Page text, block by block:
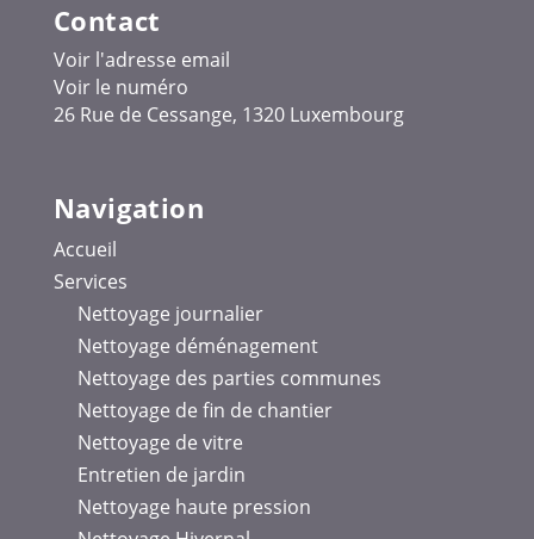
Contact
Voir l'adresse email
Voir le numéro
26 Rue de Cessange, 1320 Luxembourg
Navigation
Accueil
Services
Nettoyage journalier
Nettoyage déménagement
Nettoyage des parties communes
Nettoyage de fin de chantier
Nettoyage de vitre
Entretien de jardin
Nettoyage haute pression